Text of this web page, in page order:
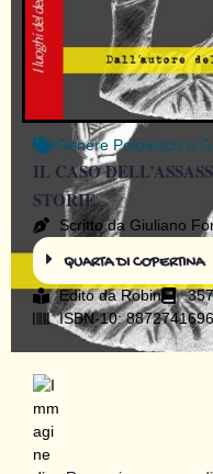
Genere Poliziesco e
IL CASO
STORIE
Scritto da Giuliano
QUARTA DI COPERTINA
Edito daRobin
ISBN-10: 8872741696